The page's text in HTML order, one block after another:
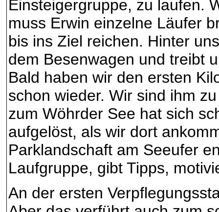
Einsteigergruppe, zu laufen.
muss Erwin einzelne Läufer
bis ins Ziel reichen. Hinter
dem Besenwagen und treibt
Bald haben wir den ersten
schon wieder. Wir sind ihm
zum Wöhrder See hat sich
aufgelöst, als wir dort
Parklandschaft am Seeufer
Laufgruppe, gibt Tipps,
An der ersten